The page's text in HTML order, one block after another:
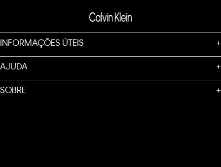
INFORMAÇÕES ÚTEIS +
AJUDA +
SOBRE +